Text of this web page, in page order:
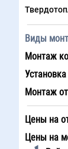
Виды
Монтаж
Монтаж
Цены на
Цены на